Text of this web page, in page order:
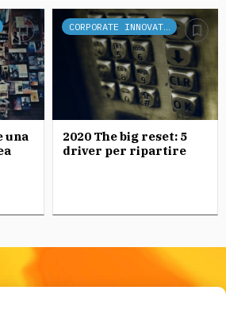
una
CORPORATE INNOVATION
2020 The big reset: 5
driver per ripartire